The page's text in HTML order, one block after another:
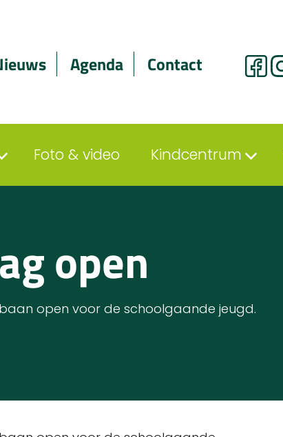
Agenda Contact
Foto & video Kindcentrum
open
open voor de schoolgaande jeugd.